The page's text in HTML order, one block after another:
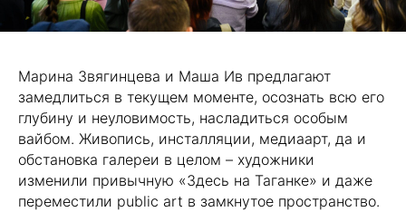
Марина Звягинцева и Маша Ив предлагают
замедлиться в текущем моменте, осознать всю его
глубину и неуловимость, насладиться особым
вайбом. Живопись, инсталляции, медиаарт, да и
обстановка галереи в целом – художники
изменили привычную «Здесь на Таганке» и даже
переместили public art в замкнутое пространство.